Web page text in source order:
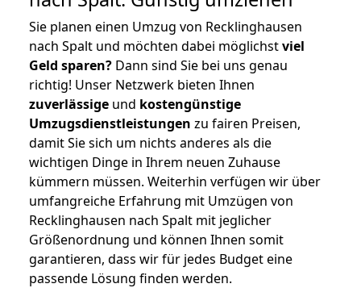
Sie planen einen Umzug von Recklinghausen
nach Spalt und möchten dabei möglichstviel
Geld sparen? Dann sind Sie bei uns genau
richtig! Unser Netzwerk bieten Ihnen
zuverlässige und kostengünstige
Umzugsdienstleistungen zu fairen Preisen,
damit Sie sich um nichts anderes als die
wichtigen Dinge in Ihrem neuen Zuhause
kümmern müssen. Weiterhin verfügen wir über
umfangreiche Erfahrung mit Umzügen von
Recklinghausen nach Spalt mit jeglicher
Größenordnung und können Ihnen somit
garantieren, dass wir für jedes Budget eine
passende Lösung finden werden.